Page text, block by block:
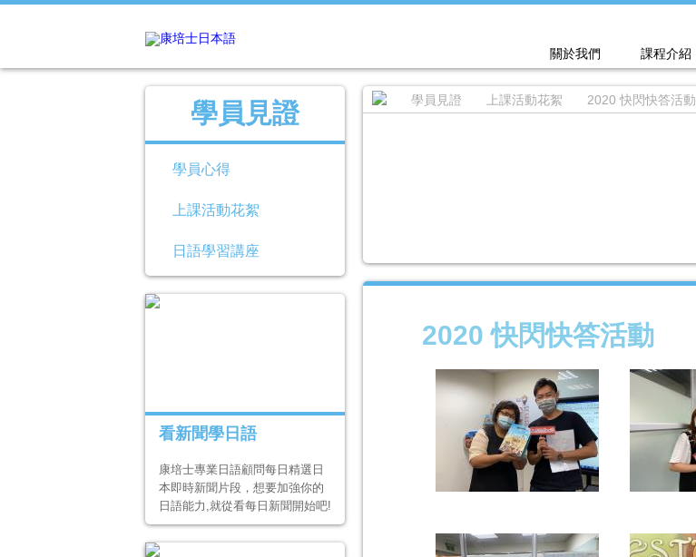
關於我們 課程介紹
學員見證
學員心得
上課活動花絮
日語學習講座
看新聞學日語
康培士專業日語顧問每日精選日
本即時新聞片段，想要加強你的
日語能力,就從看每日新聞開始吧!
學員見證 上課活動花絮 2020 快閃快答活動
2020 快閃快答活動